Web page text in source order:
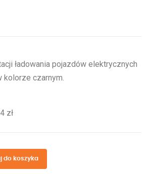
ładowania pojazdów elektrycznych
kolorze czarnym.
zł
do koszyka